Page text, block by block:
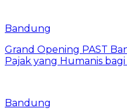
Bandung
Grand Opening PAST
Pajak yang Humanis
Bandung